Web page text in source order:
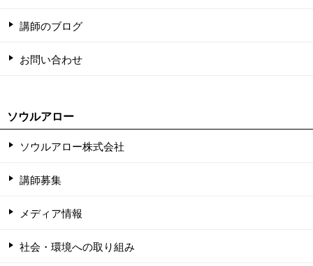
講師のブログ
お問い合わせ
ソウルアロー
ソウルアロー株式会社
講師募集
メディア情報
社会・環境への取り組み